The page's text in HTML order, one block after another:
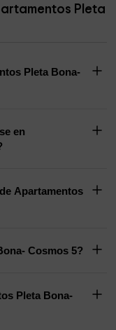
Pleta
Pleta Bona-
en
Cosmos 5?
Pleta Bona-